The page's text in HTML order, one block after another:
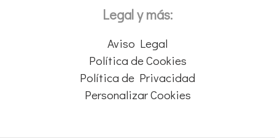
Legal y más:
Aviso Legal
Política de Cookies
Política de Privacidad
Personalizar Cookies